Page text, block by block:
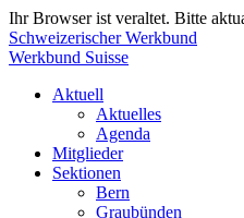
Ihr Browser ist veraltet. Bitte
Schweizerischer Werkbund
Werkbund Suisse
Aktuell
Aktuelles
Agenda
Mitglieder
Sektionen
Bern
Graubünden